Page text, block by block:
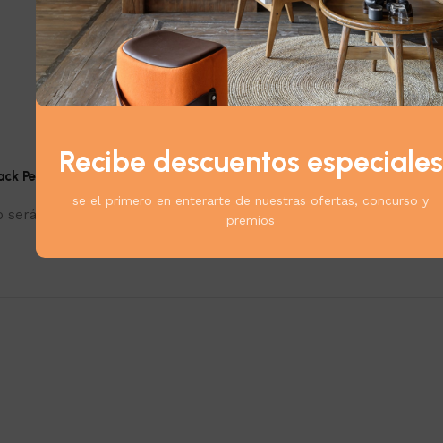
Recibe descuentos especiales
se el primero en enterarte de nuestras ofertas, concurso y
premios
Pequeña Tradicional”
publicada. Los campos obligatorios están marcados con